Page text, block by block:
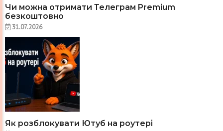
Чи можна отримати Телеграм Premium
безкоштовно
31.07.2026
Як розблокувати Ютуб на роутері